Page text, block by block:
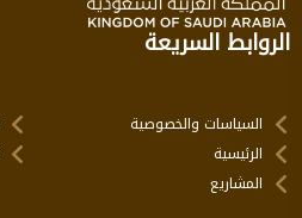
الروابط السريعة
السياسات والخصوصية
الرئيسية
المشاريع